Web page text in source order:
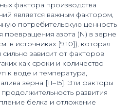
фактора производства
является важным фактором,
потребительскую ценность
превращения азота (N) в зерне
в источниках [9,10]), которая
сильно зависит от факторов
как сроки и количество
к воде и температура,
зерна [11–15]. Эти факторы
развития
белка и отложение